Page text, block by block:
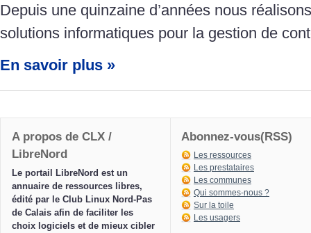
Depuis une quinzaine d’années nous
solutions informatiques pour la gestion de
En savoir plus »
A propos de CLX /
LibreNord
Le portail LibreNord est un
annuaire de ressources libres,
édité par le Club Linux Nord-Pas
de Calais afin de faciliter les
choix logiciels et de mieux cibler
Abonnez-vous(RSS)
Les ressources
Les prestataires
Les communes
Qui sommes-nous ?
Sur la toile
Les usagers